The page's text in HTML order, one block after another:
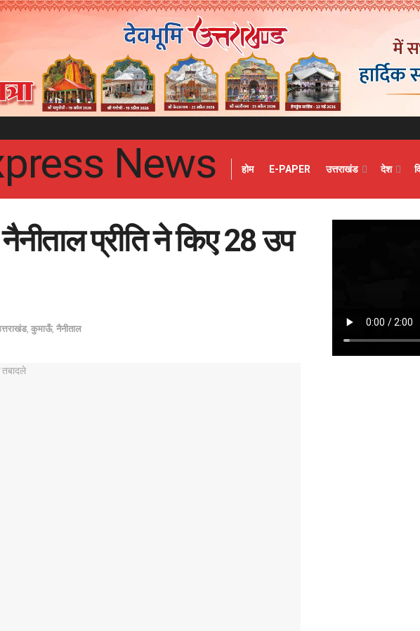
होम E-PAPER उत्तराखंड देश
प्रीति ने किए 28 उप
, कुमाऊँ, नैनीताल